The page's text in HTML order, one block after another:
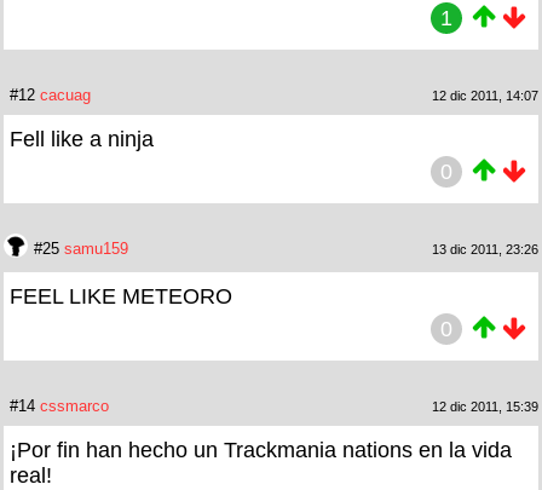
1
#12 cacuag 12 dic 2011, 14:07
Fell like a ninja
0
#25 samu159 13 dic 2011, 23:26
FEEL LIKE METEORO
0
#14 cssmarco 12 dic 2011, 15:39
¡Por fin han hecho un Trackmania nations en la vida
real!